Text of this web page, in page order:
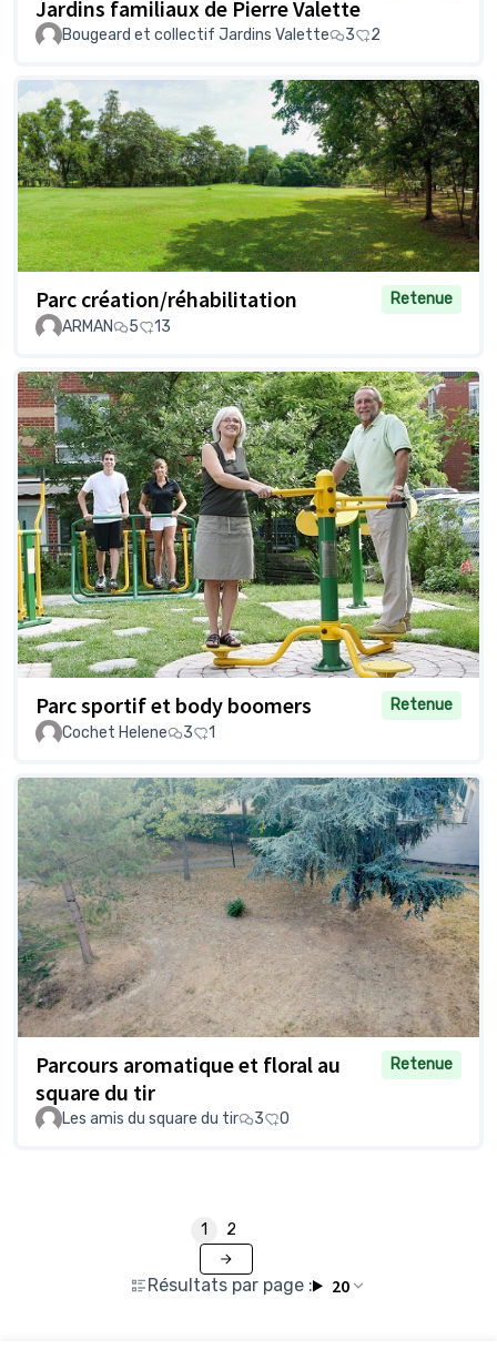
Jardins familiaux de Pierre Valette
Bougeard et collectif Jardins Valette 3 2
Parc création/réhabilitation
Retenue
ARMAN
5 13
Parc sportif et body boomers
Retenue
Cochet Helene
3 1
Parcours aromatique et floral au
square du tir
Retenue
Les amis du square du tir 3 0
Résultats par page : 20
1 2